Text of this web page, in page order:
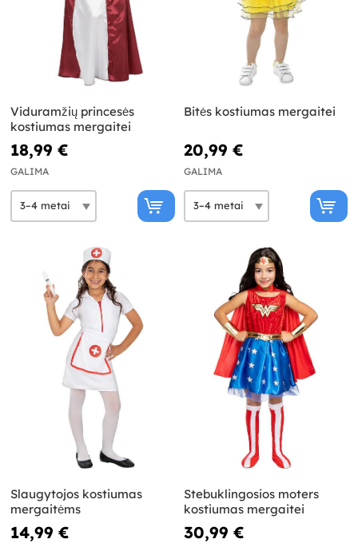
Viduramžių princesės
kostiumas mergaitei
18,99 €
GALIMA
Bitės kostiumas mergaitei
20,99 €
GALIMA
Slaugytojos kostiumas
mergaitėms
14,99 €
Stebuklingosios moters
kostiumas mergaitei
30,99 €